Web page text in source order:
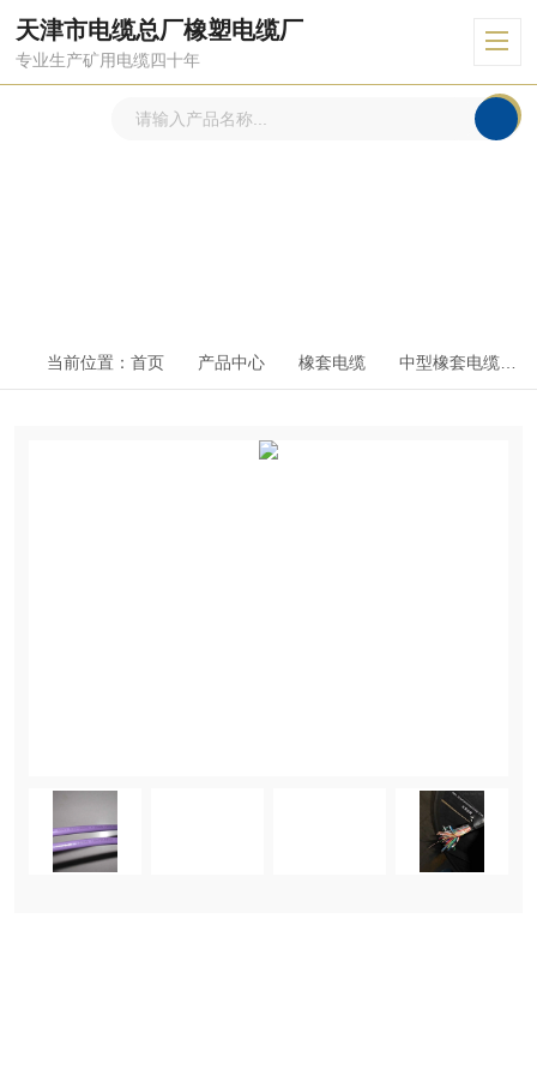
天津市电缆总厂橡塑电缆厂
专业生产矿用电缆四十年
当前位置： 首页 产品中心 橡套电缆 中型橡套电缆